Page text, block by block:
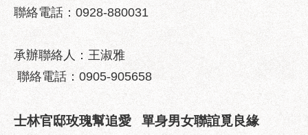
公
開
優
良
事
影
聯絡電話：0928-880031
承辦聯絡人：王淑雅
聯絡電話：0905-905658
士林官邸玫瑰幫追愛 單身男女聯誼覓良緣